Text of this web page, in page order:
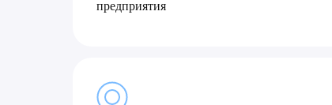
предприятия